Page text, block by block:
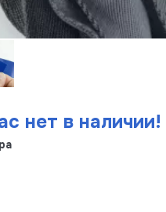
нет в наличии!